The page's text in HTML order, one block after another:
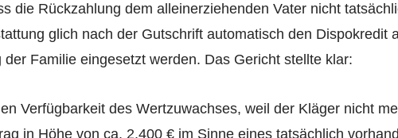
die Rückzahlung dem alleinerziehenden Vater nicht
glich nach der Gutschrift automatisch den Dispokredit
Familie eingesetzt werden. Das Gericht stellte klar:
Verfügbarkeit des Wertzuwachses, weil der Kläger nicht
in Höhe von ca. 2.400 € im Sinne eines tatsächlich